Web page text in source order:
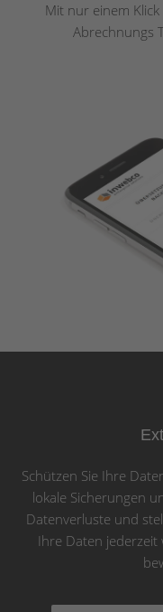
Mit nur einem
Abrechnungs
Schützen Sie Ihre
lokale Sicherungen
Datenverluste und
Ihre Daten